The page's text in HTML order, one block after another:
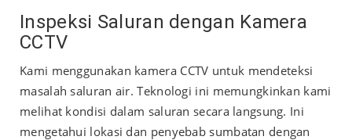
Inspeksi Saluran dengan Kamera
CCTV
Kami menggunakan kamera CCTV untuk mendeteksi
masalah saluran air. Teknologi ini memungkinkan kami
melihat kondisi dalam saluran secara langsung. Ini
mengetahui lokasi dan penyebab sumbatan dengan